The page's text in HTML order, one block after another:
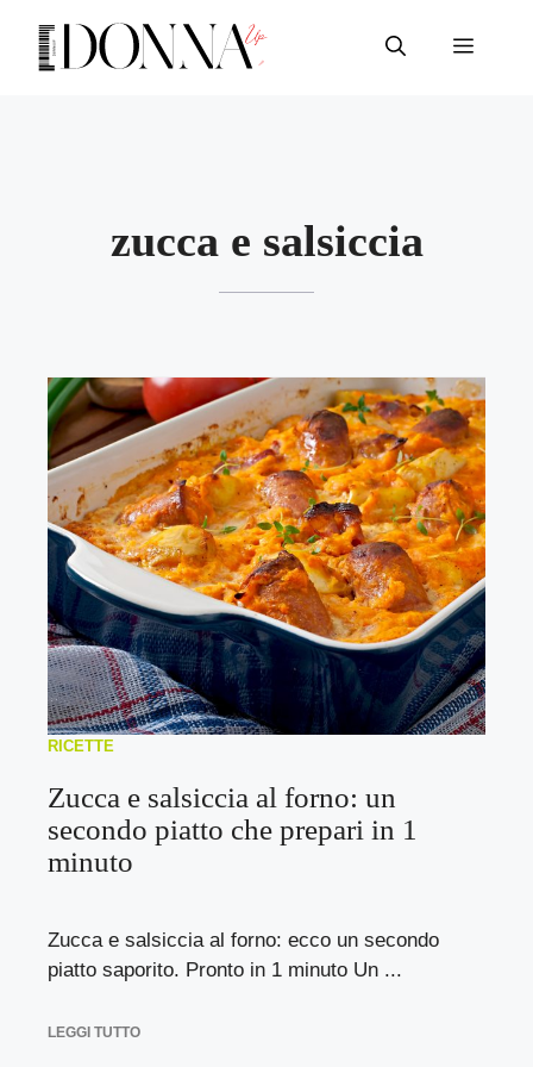
contenuto
Menu
zucca e salsiccia
RICETTE
Zucca e salsiccia al forno: un
secondo piatto che prepari in 1
minuto
Zucca e salsiccia al forno: ecco un secondo
piatto saporito. Pronto in 1 minuto Un ...
LEGGI TUTTO